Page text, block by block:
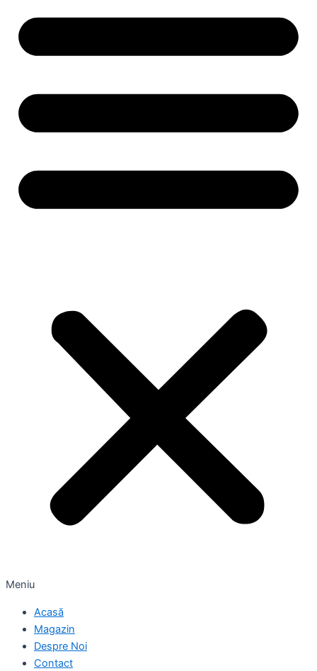
Meniu
Acasă
Magazin
Despre Noi
Contact